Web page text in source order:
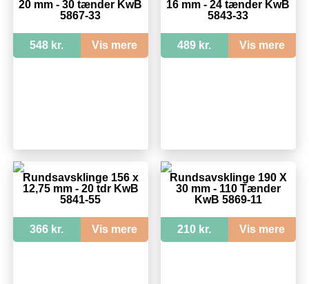
20 mm - 30 tænder KwB
5867-33
548 kr. Vis mere
16 mm - 24 tænder KwB
5843-33
489 kr. Vis mere
Rundsavsklinge 156 x
12,75 mm - 20 tdr KwB
5841-55
366 kr. Vis mere
Rundsavsklinge 190 X
30 mm - 110 Tænder
KwB 5869-11
210 kr. Vis mere